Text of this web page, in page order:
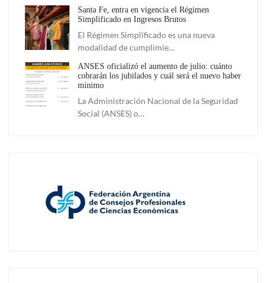
Santa Fe, entra en vigencia el Régimen
Simplificado en Ingresos Brutos
El Régimen Simplificado es una nueva
modalidad de cumplimie…
ANSES oficializó el aumento de julio: cuánto
cobrarán los jubilados y cuál será el nuevo haber
mínimo
La Administración Nacional de la Seguridad
Social (ANSES) o…